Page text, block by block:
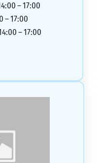
– 17:00
– 17:00
– 17:00